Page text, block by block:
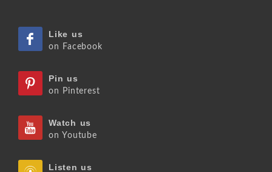
Like us
on Facebook
Pin us
on Pinterest
Watch us
on Youtube
Listen us